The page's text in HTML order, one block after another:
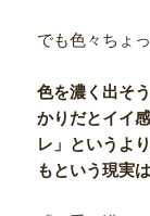
でも色々ちょ
色を濃く出そ
かりだとイイ
レ」というよ
もという現実